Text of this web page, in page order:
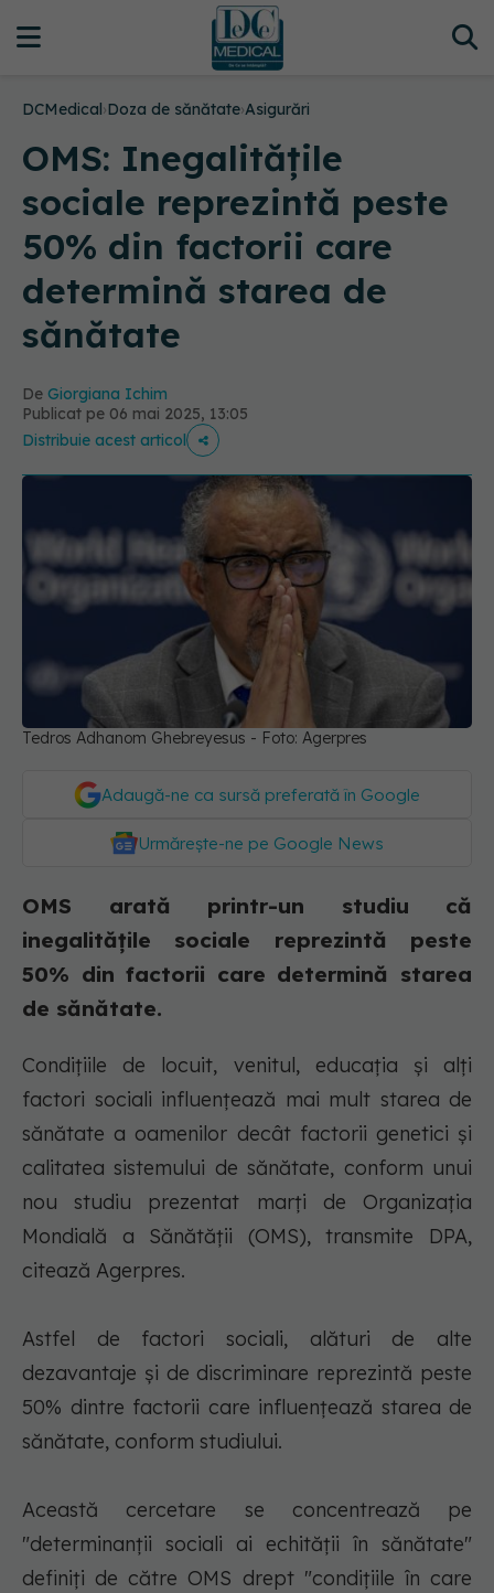
DCMedical›Doza de sănătate›Asigurări
OMS: Inegalităţile
sociale reprezintă peste
50% din factorii care
determină starea de
sănătate
De Giorgiana Ichim
Publicat pe 06 mai 2025, 13:05
Distribuie acest articol
Tedros Adhanom Ghebreyesus - Foto: Agerpres
Adaugă-ne ca sursă preferată în Google
Urmărește-ne pe Google News
OMS arată printr-un studiu că
inegalităţile sociale reprezintă peste
50% din factorii care determină starea
de sănătate.
Condiţiile de locuit, venitul, educaţia şi alţi
factori sociali influenţează mai mult starea de
sănătate a oamenilor decât factorii genetici şi
calitatea sistemului de sănătate, conform unui
nou studiu prezentat marţi de Organizaţia
Mondială a Sănătăţii (OMS), transmite DPA,
citează Agerpres.
Astfel de factori sociali, alături de alte
dezavantaje şi de discriminare reprezintă peste
50% dintre factorii care influenţează starea de
sănătate, conform studiului.
Această cercetare se concentrează pe
"determinanţii sociali ai echităţii în sănătate"
definiţi de către OMS drept "condiţiile în care